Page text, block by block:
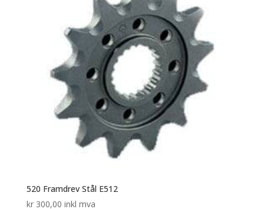
520 Framdrev Stål E512
kr300,00 inkl mva